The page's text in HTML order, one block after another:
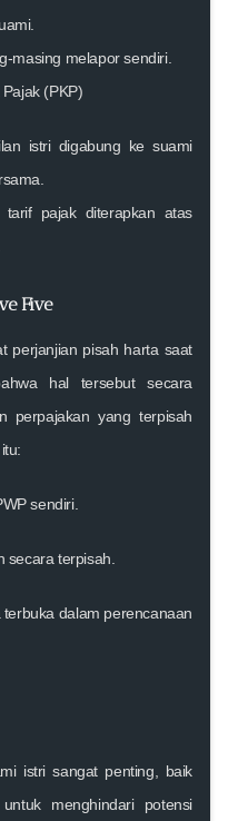
masing melapor sendiri.
(PKP)
istri digabung ke suami
pajak diterapkan atas
Five
perjanjian pisah harta saat
hal tersebutsecara
perpajakan yang terpisah
sendiri.
secara terpisah
dalam perencanaan
istri sangat penting, baik
menghindari potensi